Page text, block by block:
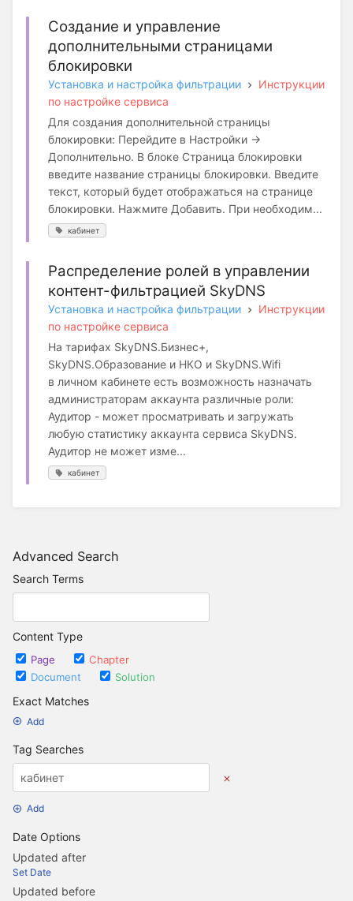
Advanced Search
Search Terms
Content Type
Page
Chapter
Document
Solution
Exact Matches
Add
Tag Searches
Add
Date Options
Updated after
Set Date
Updated before
Создание и управление
дополнительными страницами
блокировки
Установка и настройка фильтрации
Инструкции
по настройке сервиса
Для создания дополнительной страницы
блокировки: Перейдите в Настройки →
Дополнительно. В блоке Страница блокировки
введите название страницы блокировки. Введите
текст, который будет отображаться на странице
блокировки. Нажмите Добавить. При необходим...
кабинет
Распределение ролей в управлении
контент-фильтрацией SkyDNS
Установка и настройка фильтрации
Инструкции
по настройке сервиса
На тарифах SkyDNS.Бизнес+,
SkyDNS.Образование и НКО и SkyDNS.Wifi
в личном кабинете есть возможность назначать
администраторам аккаунта различные роли:
Аудитор - может просматривать и загружать
любую статистику аккаунта сервиса SkyDNS.
Аудитор не может изме...
кабинет